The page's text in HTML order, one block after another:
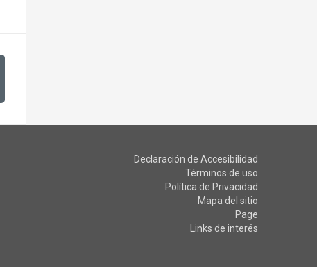
Declaración de Accesibilidad
Términos de uso
Política de Privacidad
Mapa del sitio
Page
Links de interés